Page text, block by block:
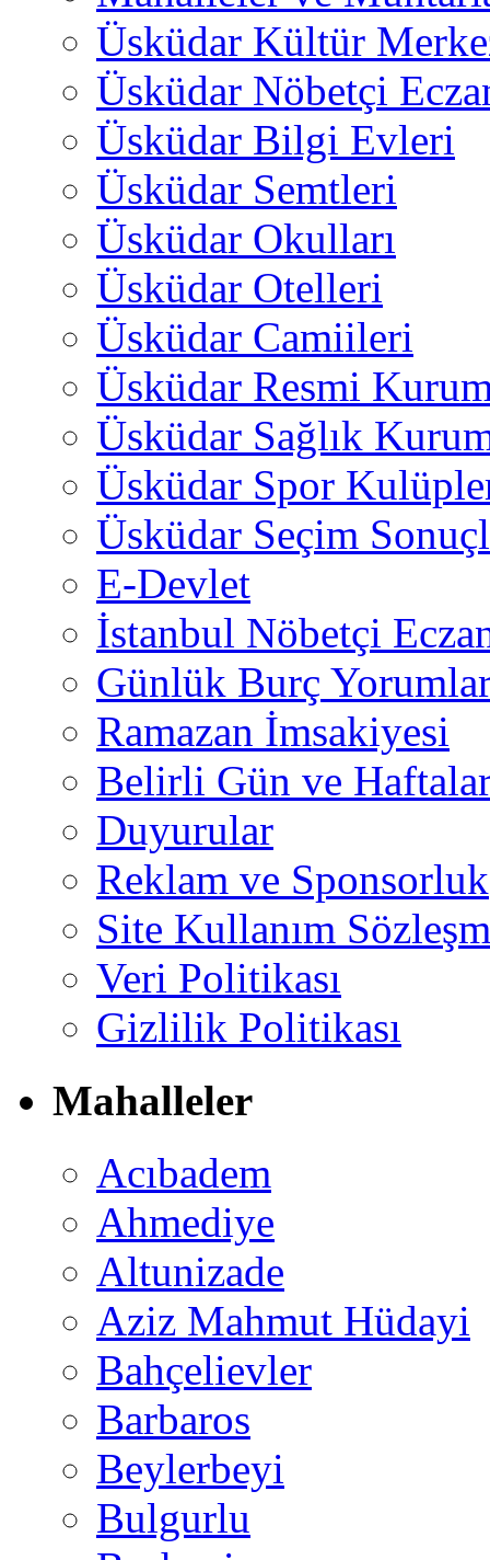
Üsküdar Kültür
Üsküdar Nöbetçi
Üsküdar Bilgi Evleri
Üsküdar Semtleri
Üsküdar Okulları
Üsküdar Otelleri
Üsküdar Camiileri
Üsküdar Resmi
Üsküdar Sağlık
Üsküdar Spor
Üsküdar Seçim
E-Devlet
İstanbul Nöbetçi
Günlük Burç
Ramazan İmsakiyesi
Belirli Gün ve
Duyurular
Reklam ve Sponsorluk
Site Kullanım
Veri Politikası
Gizlilik Politikası
Mahalleler
Acıbadem
Ahmediye
Altunizade
Aziz Mahmut Hüdayi
Bahçelievler
Barbaros
Beylerbeyi
Bulgurlu